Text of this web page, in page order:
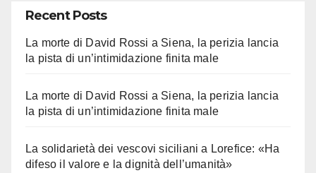
Recent Posts
La morte di David Rossi a Siena, la perizia lancia
la pista di un’intimidazione finita male
La morte di David Rossi a Siena, la perizia lancia
la pista di un’intimidazione finita male
La solidarietà dei vescovi siciliani a Lorefice: «Ha
difeso il valore e la dignità dell’umanità»